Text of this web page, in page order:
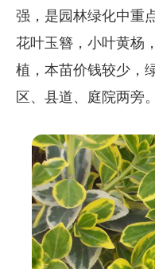
强，是园林绿化中重
花叶玉簪，小叶黄杨
植，本苗价钱较少，
区、县道、庭院两旁。